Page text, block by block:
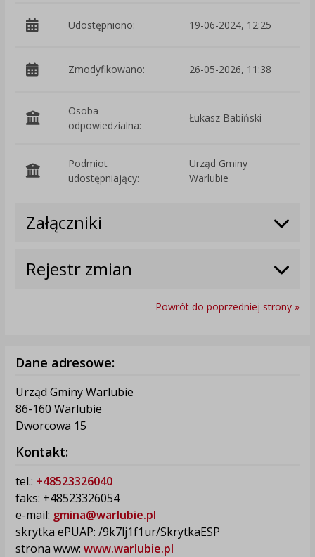
Udostępniono: 19-06-2024, 12:25
Zmodyfikowano: 26-05-2026, 11:38
Osoba
odpowiedzialna:
Łukasz Babiński
Podmiot
udostępniający:
Urząd Gminy
Warlubie
Załączniki
Rejestr zmian
Powrót do poprzedniej strony »
Dane adresowe:
Urząd Gminy Warlubie
86-160 Warlubie
Dworcowa 15
Kontakt:
tel.: +48523326040
faks: +48523326054
e-mail: gmina@warlubie.pl
skrytka ePUAP: /9k7lj1f1ur/SkrytkaESP
strona www: www.warlubie.pl